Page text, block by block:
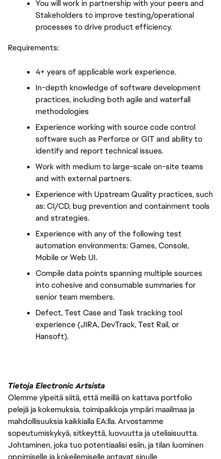
You will work in partnership with your peers and
Stakeholders to improve testing/operational
processes to drive product efficiency.
Requirements:
4+ years of applicable work experience.
In-depth knowledge of software development
practices, including both agile and waterfall
methodologies
Experience working with source code control
software such as Perforce or GIT and ability to
identify and report technical issues.
Work with medium to large-scale on-site teams
and with external partners.
Experience with Upstream Quality practices, such
as: CI/CD, bug prevention and containment tools
and strategies.
Experience with any of the following test
automation environments: Games, Console,
Mobile or Web UI.
Compile data points spanning multiple sources
into cohesive and consumable summaries for
senior team members.
Defect, Test Case and Task tracking tool
experience (JIRA, DevTrack, Test Rail, or
Hansoft).
Tietoja Electronic Artsista
Olemme ylpeitä siitä, että meillä on kattava portfolio
pelejä ja kokemuksia, toimipaikkoja ympäri maailmaa ja
mahdollisuuksia kaikkialla EA:lla. Arvostamme
sopeutumiskykyä, sitkeyttä, luovuutta ja uteliaisuutta.
Johtaminen, joka tuo potentiaalisi esiin, ja tilan luominen
oppimiselle ja kokeilemiselle antavat sinulle